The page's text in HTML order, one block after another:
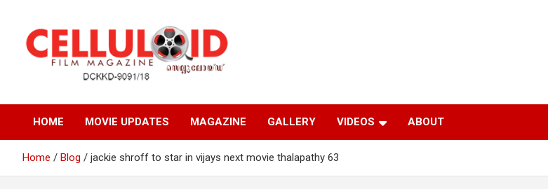
content
celluloid
HOME MOVIE UPDATES MAGAZINE GALLERY VIDEOS ABOUT
Home Blog jackie shroff to star in vijays next movie thalapathy 63